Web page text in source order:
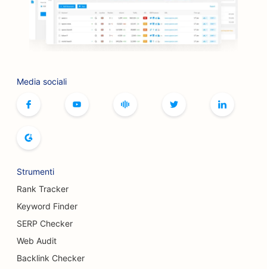
SEO per i barbecue
SEO per le boutique
SEO per le piste da bowling
SEO per i caffè di giochi da tavolo
SEO per i servizi di mastoplastica additiva
SEO per i ristoranti a buffet
Media sociali
Strumenti
Rank Tracker
Keyword Finder
SERP Checker
Web Audit
Backlink Checker